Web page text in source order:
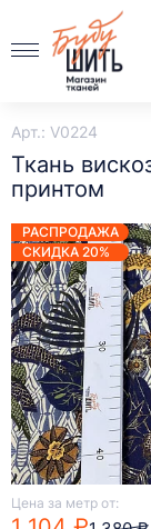
Арт.: V0224
Ткань
принтом
Цена за метр от:
РАСПРОДАЖА
СКИДКА 20%